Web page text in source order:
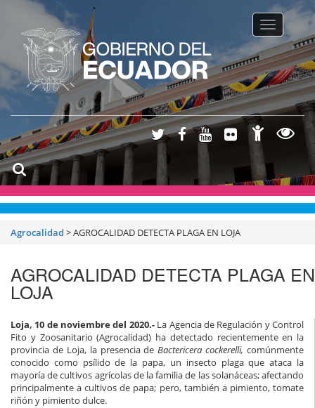
Toggle
Agrocalidad >AGROCALIDAD DETECTA PLAGA EN LOJA
AGROCALIDAD DETECTA PLAGA EN
LOJA
Loja, 10 de noviembre del 2020.-La Agencia de Regulación y Control
Fito y Zoosanitario (Agrocalidad) ha detectado recientemente en la
provincia de Loja, la presencia deBactericera cockerelli, comúnmente
conocido como psílido de la papa, un insecto plaga que ataca la
mayoría de cultivos agrícolas de la familia de las solanáceas; afectando
principalmente a cultivos de papa; pero, también a pimiento, tomate
riñón y pimiento dulce.